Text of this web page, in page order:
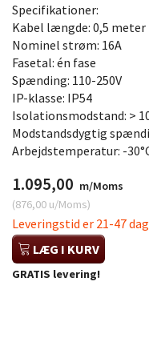
Specifikationer:
Kabel længde: 0,5 meter
Nominel strøm: 16A
Fasetal: én fase
Spænding: 110-250V
IP-klasse: IP54
Isolationsmodstand: >
Modstandsdygtig
Arbejdstemperatur: -
1.095,00 m/Moms
(876,00 u/Moms)
Leveringstid er 21-47
LÆG I KURV
GRATIS levering!